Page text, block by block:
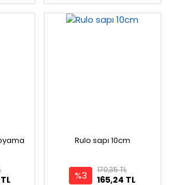
Rulo sapı 10cm
%3 165,24 TL
170,35 TL